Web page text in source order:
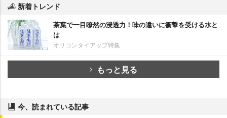
新着トレンド
茶葉で一目瞭然の浸透力！味の違いに衝撃を受ける水と
は
オリコンタイアップ特集
もっと見る
今、読まれている記事